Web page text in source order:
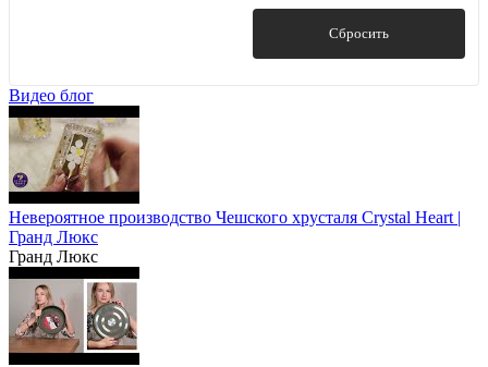
Ingles
Показать ещё 2
Сбросить
Видео блог
Невероятное производство Чешского хрусталя Crystal Heart |
Гранд Люкс
Гранд Люкс